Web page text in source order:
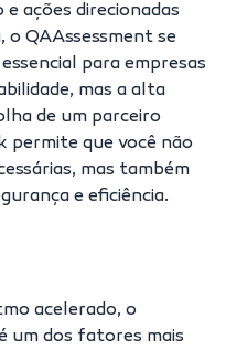
ações direcionadas
o QAAssessment se
para empresas
mas a alta
de um parceiro
permite que você não
mas também
e eficiência.
acelerado, o
um dos fatores mais